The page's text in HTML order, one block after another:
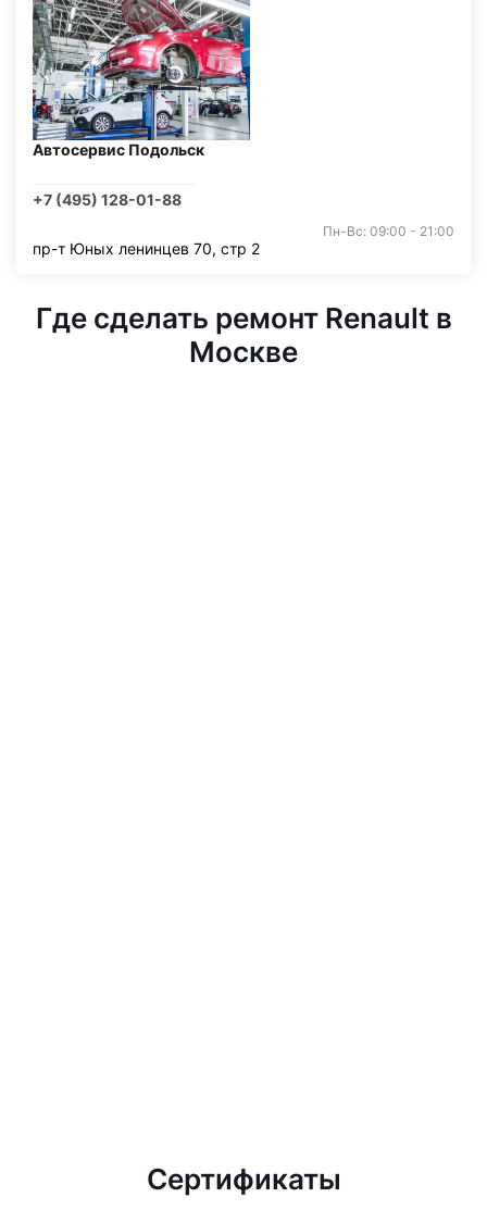
Автосервис Подольск
+7 (495) 128-01-88
Пн-Вс: 09:00 - 21:00
пр-т Юных ленинцев 70, стр 2
Где сделать ремонт Renault в
Москве
Сертификаты